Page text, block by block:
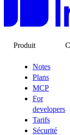
Produit
Notes
Plans
MCP
For
developers
Tarifs
Sécurité